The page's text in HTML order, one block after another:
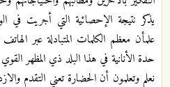
يذكر نتيجة الإحصائية التي أجريت في
علم‏أن معظم الكلمات المتبادلة عبر
حدة الأنانية في هذا البلد ذي المظهر
نعلم وتعلمون أن الحضارة تعني التقدم